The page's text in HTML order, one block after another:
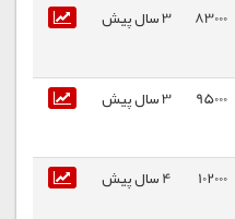
83000 3 سال پیش
95000 3 سال پیش
102000 4 سال پیش